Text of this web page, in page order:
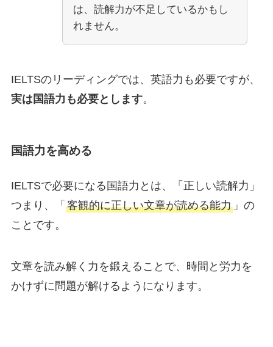
は、読解力が不足しているかもし
れません。
IELTSのリーディングでは、英語力も必要ですが、
実は国語力も必要とします。
国語力を高める
IELTSで必要になる国語力とは、「正しい読解力」
つまり、「 客観的に正しい文章が読める能力」の
ことです。
文章を読み解く力を鍛えることで、時間と労力を
かけずに問題が解けるようになります。